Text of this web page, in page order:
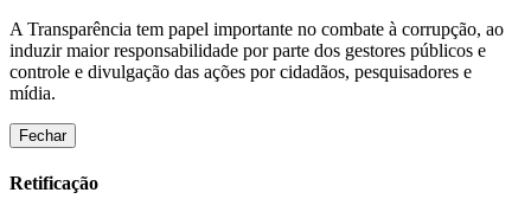
A Transparência tem papel importante no combate à corrupção, ao
induzir maior responsabilidade por parte dos gestores públicos e
controle e divulgação das ações por cidadãos, pesquisadores e
mídia.
Fechar
Retificação